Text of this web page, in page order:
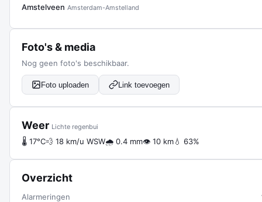
Amstelveen Amsterdam-Amstelland
Foto's & media
Nog geen foto's beschikbaar.
Foto uploaden Link toevoegen
Weer Lichte regenbui
🌡 17°C💨 18 km/u WSW🌧 0.4 mm👁 10 km💧 63%
Overzicht
Alarmeringen